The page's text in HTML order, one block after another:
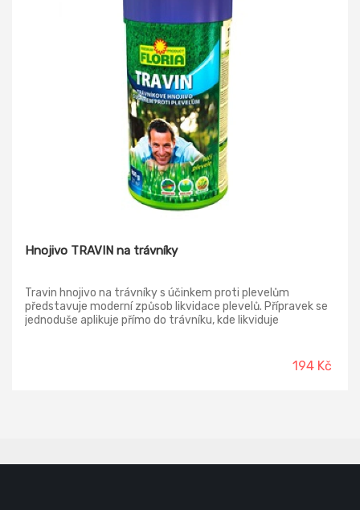
Hnojivo TRAVIN na trávníky
Travin hnojivo na trávníky s účinkem proti plevelům
představuje moderní způsob likvidace plevelů. Přípravek se
jednoduše aplikuje přímo do trávníku, kde likviduje
194 Kč